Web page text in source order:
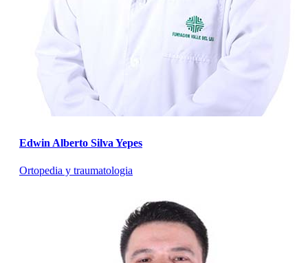
Edwin Alberto Silva Yepes
Ortopedia y traumatologia